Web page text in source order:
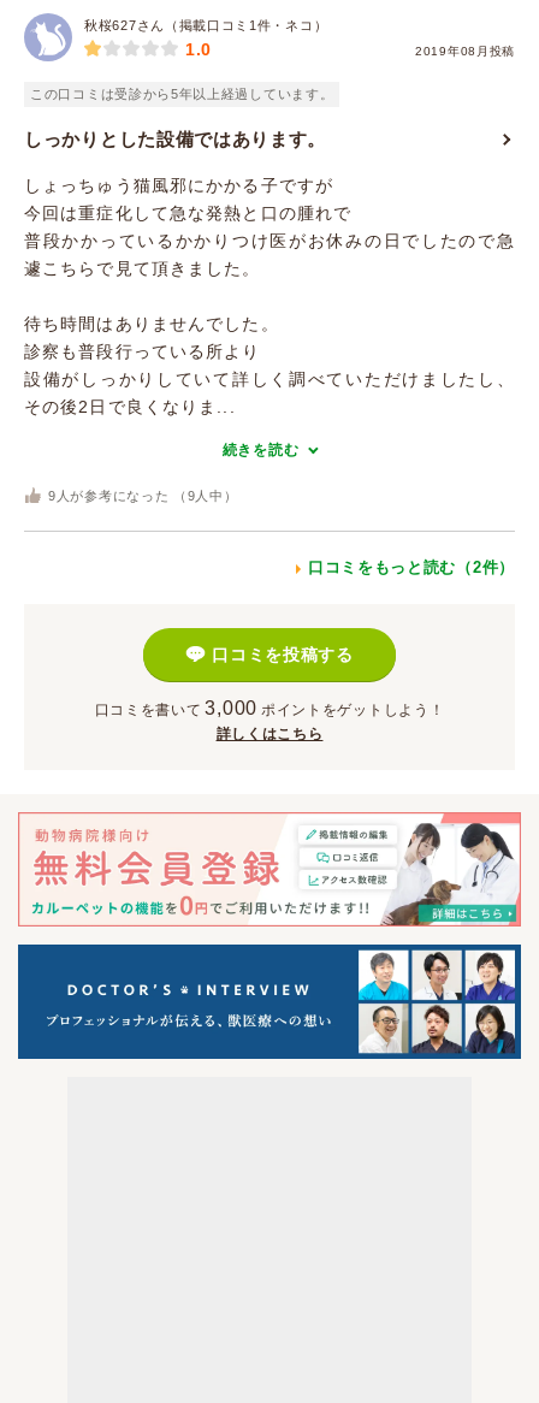
秋桜627さん（掲載口コミ1件・ネコ）
2019年08月投稿
1.0
この口コミは受診から5年以上経過しています。
しっかりとした設備ではあります。
しょっちゅう猫風邪にかかる子ですが
今回は重症化して急な発熱と口の腫れで
普段かかっているかかりつけ医がお休みの日でしたので急
遽こちらで見て頂きました。
待ち時間はありませんでした。
診察も普段行っている所より
設備がしっかりしていて詳しく調べていただけましたし、
その後2日で良くなりま...
続きを読む
9 人が参考になった （ 9 人中）
口コミをもっと読む（2件）
口コミを投稿する
口コミを書いて 3,000 ポイント をゲットしよう！
詳しくはこちら